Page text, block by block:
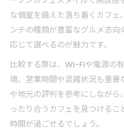
な個室を備えた落ち着くカフェ
ンチの種類が豊富なグルメ志向
応じて選べるのが魅力です。
比較する際は、Wi-Fiや電源の
境、営業時間や混雑状況も重要
や地元の評判を参考にしなが
ったり合うカフェを見つけるこ
時間が過ごせるでしょう。